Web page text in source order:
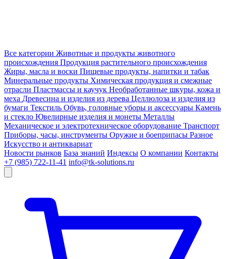
Все категории Животные и продукты животного
происхождения Продукция растительного происхождения
Жиры, масла и воски Пищевые продукты, напитки и табак
Минеральные продукты Химическая продукция и смежные
отрасли Пластмассы и каучук Необработанные шкуры, кожа и
меха Древесина и изделия из дерева Целлюлоза и изделия из
бумаги Текстиль Обувь, головные уборы и аксессуары Камень
и стекло Ювелирные изделия и монеты Металлы
Механическое и электротехническое оборудование Транспорт
Приборы, часы, инструменты Оружие и боеприпасы Разное
Искусство и антиквариат
Новости рынков База знаний Индексы О компании Контакты
+7 (985) 722-11-41 info@tk-solutions.ru